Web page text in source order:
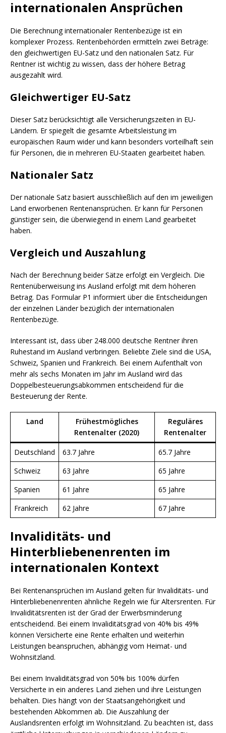
internationalen Ansprüchen
Die Berechnung internationaler Rentenbezüge ist ein
komplexer Prozess. Rentenbehörden ermitteln zwei Beträge:
den gleichwertigen EU-Satz und den nationalen Satz. Für
Rentner ist wichtig zu wissen, dass der höhere Betrag
ausgezahlt wird.
Gleichwertiger EU-Satz
Dieser Satz berücksichtigt alle Versicherungszeiten in EU-
Ländern. Er spiegelt die gesamte Arbeitsleistung im
europäischen Raum wider und kann besonders vorteilhaft sein
für Personen, die in mehreren EU-Staaten gearbeitet haben.
Nationaler Satz
Der nationale Satz basiert ausschließlich auf den im jeweiligen
Land erworbenen Rentenansprüchen. Er kann für Personen
günstiger sein, die überwiegend in einem Land gearbeitet
haben.
Vergleich und Auszahlung
Nach der Berechnung beider Sätze erfolgt ein Vergleich. Die
Rentenüberweisung ins Ausland erfolgt mit dem höheren
Betrag. Das Formular P1 informiert über die Entscheidungen
der einzelnen Länder bezüglich der internationalen
Rentenbezüge.
Interessant ist, dass über 248.000 deutsche Rentner ihren
Ruhestand im Ausland verbringen. Beliebte Ziele sind die USA,
Schweiz, Spanien und Frankreich. Bei einem Aufenthalt von
mehr als sechs Monaten im Jahr im Ausland wird das
Doppelbesteuerungsabkommen entscheidend für die
Besteuerung der Rente.
Land
Frühestmögliches
Rentenalter (2020)
Reguläres
Rentenalter
Deutschland 63.7 Jahre
65.7 Jahre
Schweiz
63 Jahre
65 Jahre
Spanien
61 Jahre
65 Jahre
Frankreich
62 Jahre 67 Jahre
Invaliditäts- und
Hinterbliebenenrenten im
internationalen Kontext
Bei Rentenansprüchen im Ausland gelten für Invaliditäts- und
Hinterbliebenenrenten ähnliche Regeln wie für Altersrenten. Für
Invaliditätsrenten ist der Grad der Erwerbsminderung
entscheidend. Bei einem Invaliditätsgrad von 40% bis 49%
können Versicherte eine Rente erhalten und weiterhin
Leistungen beanspruchen, abhängig vom Heimat- und
Wohnsitzland.
Bei einem Invaliditätsgrad von 50% bis 100% dürfen
Versicherte in ein anderes Land ziehen und ihre Leistungen
behalten. Dies hängt von der Staatsangehörigkeit und
bestehenden Abkommen ab. Die Auszahlung der
Auslandsrenten erfolgt im Wohnsitzland. Zu beachten ist, dass